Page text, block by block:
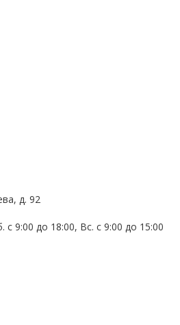
д. 92
с 9:00 до 18:00, Вс. с 9:00 до 15:00